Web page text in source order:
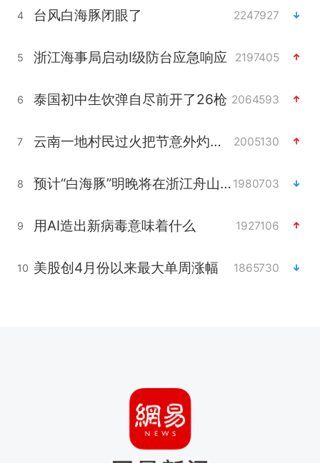
4 台风白海豚闭眼了 2247927
5 浙江海事局启动Ⅰ级防台应急响应 2197405
6 泰国初中生饮弹自尽前开了26枪 2064593
7 云南一地村民过火把节意外灼伤16人 2005130
8 预计“白海豚”明晚将在浙江舟山到福建福鼎一带沿海登陆 1980703
9 用AI造出新病毒意味着什么 1927106
10 美股创4月份以来最大单周涨幅 1865730